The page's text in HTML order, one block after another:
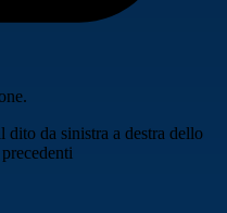
da sinistra a destra dello